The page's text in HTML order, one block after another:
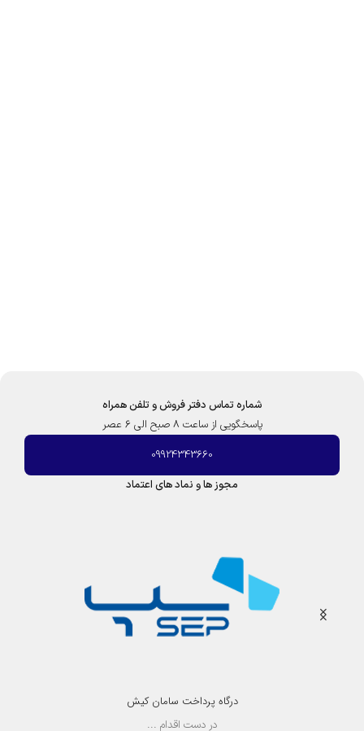
شماره تماس دفتر فروش و تلفن همراه
پاسخگویی از ساعت 8 صبح الی 6 عصر
09924343660
مجوز ها و نماد های اعتماد
درگاه پرداخت سامان کیش
در دست اقدام ...